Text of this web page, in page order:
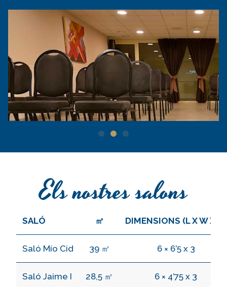
Els nostres salons
SALÓ ㎡ DIMENSIONS (L X W X H)
Saló Mío Cid 39 ㎡ 6 × 6’5 x 3
Saló Jaime I 28,5 ㎡ 6 × 4’75 x 3